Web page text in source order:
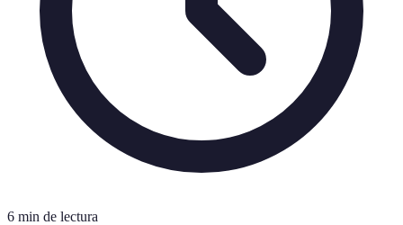
6 min de lectura